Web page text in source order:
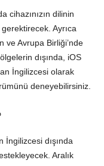
cihazınızın dilinin
Ayrıca
ve Avrupa Birliği’nde
dışında, iOS
İngilizcesi olarak
deneyebilirsiniz.
İngilizcesi dışında
Aralık